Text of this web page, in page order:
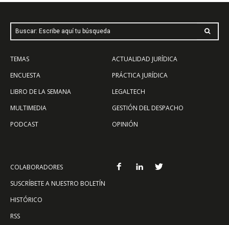
Buscar: Escribe aquí tu búsqueda
TEMAS
ENCUESTA
LIBRO DE LA SEMANA
MULTIMEDIA
PODCAST
ACTUALIDAD JURÍDICA
PRÁCTICA JURÍDICA
LEGALTECH
GESTIÓN DEL DESPACHO
OPINIÓN
COLABORADORES
SUSCRÍBETE A NUESTRO BOLETÍN
HISTÓRICO
RSS